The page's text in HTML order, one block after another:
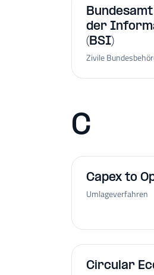
der
(BSI)
Zivile
C
Capex to
Umlageverfahren
Circular